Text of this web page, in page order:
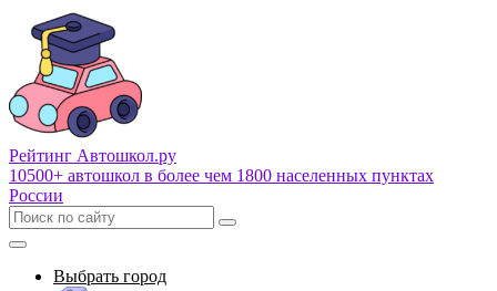
Рейтинг Автошкол.ру
10500+ автошкол в более чем 1800 населенных пунктах
России
Выбрать город